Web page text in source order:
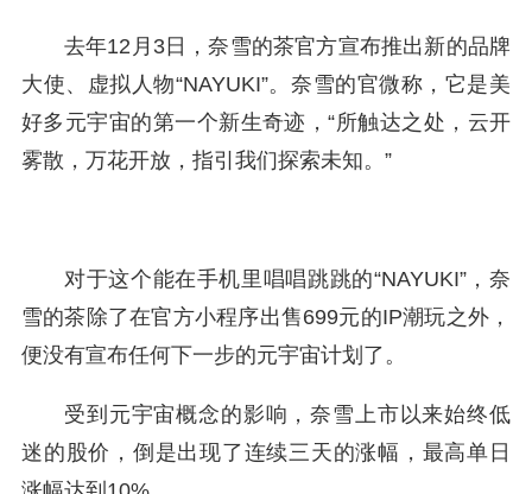
去年12月3日，奈雪的茶官方宣布推出新的品牌
大使、虚拟人物“NAYUKI”。奈雪的官微称，它是美
好多元宇宙的第一个新生奇迹，“所触达之处，云开
雾散，万花开放，指引我们探索未知。”
对于这个能在手机里唱唱跳跳的“NAYUKI”，奈
雪的茶除了在官方小程序出售699元的IP潮玩之外，
便没有宣布任何下一步的元宇宙计划了。
受到元宇宙概念的影响，奈雪上市以来始终低
迷的股价，倒是出现了连续三天的涨幅，最高单日